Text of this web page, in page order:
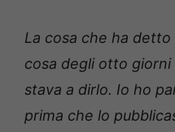
La cosa che ha
cosa degli otto
stava a dirlo. Io ho
prima che lo